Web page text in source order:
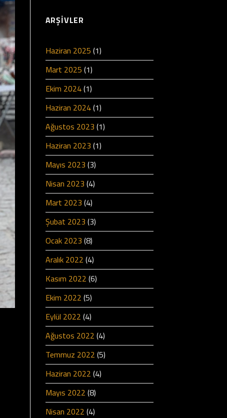
ARŞIVLER
Haziran 2025 (1)
Mart 2025 (1)
Ekim 2024(1)
Haziran 2024(1)
Ağustos 2023 (1)
Haziran 2023 (1)
Mayıs 2023 (3)
Nisan 2023 (4)
Mart 2023 (4)
Şubat 2023 (3)
Ocak 2023 (8)
Aralık 2022 (4)
Kasım 2022 (6)
Ekim 2022 (5)
Eylül 2022 (4)
Ağustos 2022 (4)
Temmuz 2022 (5)
Haziran 2022 (4)
Mayıs 2022 (8)
Nisan 2022 (4)